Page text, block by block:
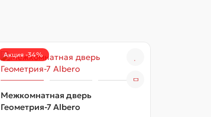
Акция -34%
Межкомнатная дверь
Геометрия-7 Albero